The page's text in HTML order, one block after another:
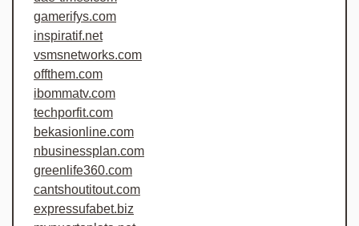
gamerifys.com
inspiratif.net
vsmsnetworks.com
offthem.com
ibommatv.com
techporfit.com
bekasionline.com
nbusinessplan.com
greenlife360.com
cantshoutitout.com
expressufabet.biz